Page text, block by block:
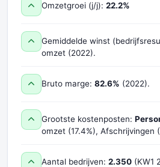
Omzetgroei (j/j): 22.2%
Gemiddelde winst
omzet (2022).
Bruto marge: 82.6% (2022).
Grootste kostenposten:
omzet (17.4%), Afschrijvingen
Aantal bedrijven: 2.350 (KW1